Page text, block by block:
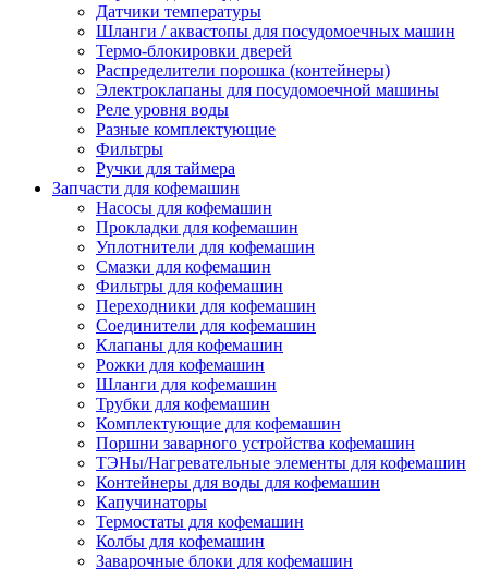
Датчики температуры
Шланги / аквастопы для посудомоечных машин
Термо-блокировки дверей
Распределители порошка (контейнеры)
Электроклапаны для посудомоечной машины
Реле уровня воды
Разные комплектующие
Фильтры
Ручки для таймера
Запчасти для кофемашин
Насосы для кофемашин
Прокладки для кофемашин
Уплотнители для кофемашин
Смазки для кофемашин
Фильтры для кофемашин
Переходники для кофемашин
Соединители для кофемашин
Клапаны для кофемашин
Рожки для кофемашин
Шланги для кофемашин
Трубки для кофемашин
Комплектующие для кофемашин
Поршни заварного устройства кофемашин
ТЭНы/Нагревательные элементы для кофемашин
Контейнеры для воды для кофемашин
Капучинаторы
Термостаты для кофемашин
Колбы для кофемашин
Заварочные блоки для кофемашин